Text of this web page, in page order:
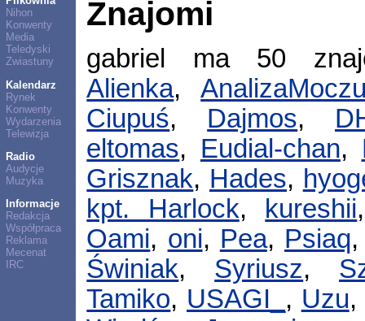
Nihon
Konwenty
Media
Teledyski
Zwiastuny
Kalendarz
Rynek
Konwenty
Wydarzenia
Telewizja
Radio
Audycje
Muzyka
Informacje
Redakcja
Współpraca
Reklama
Mecenat
IRC
Znajomi
gabriel ma 50
Alienka,
Ciupuś, Dajmos,
eltomas, Eudial-chan,
Grisznak, Hades,
kpt. Harlock, kureshii
Oami, oni, Pea, Psiaq
Świniak, Syriusz,
Tamiko, USAGI_ , Uzu,